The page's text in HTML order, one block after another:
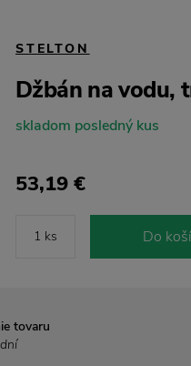
STELTON
Džbán na vodu,
skladom posledný kus
53,19 €
Do
tovaru